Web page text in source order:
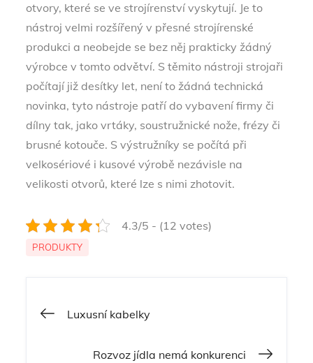
otvory, které se ve strojírenství vyskytují. Je to
nástroj velmi rozšířený v přesné strojírenské
produkci a neobejde se bez něj prakticky žádný
výrobce v tomto odvětví. S těmito nástroji strojaři
počítají již desítky let, není to žádná technická
novinka, tyto nástroje patří do vybavení firmy či
dílny tak, jako vrtáky, soustružnické nože, frézy či
brusné kotouče. S výstružníky se počítá při
velkosériové i kusové výrobě nezávisle na
velikosti otvorů, které lze s nimi zhotovit.
4.3/5 - (12 votes)
PRODUKTY
Navigace
Luxusní kabelky
Rozvoz jídla nemá konkurenci